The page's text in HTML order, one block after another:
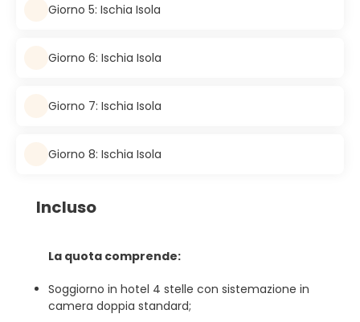
Giorno 5: Ischia Isola
Giorno 6: Ischia Isola
Giorno 7: Ischia Isola
Giorno 8: Ischia Isola
Incluso
La quota comprende:
Soggiorno in hotel 4 stelle con sistemazione in
camera doppia standard;